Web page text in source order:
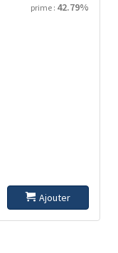
prime : 42.79%
Ajouter